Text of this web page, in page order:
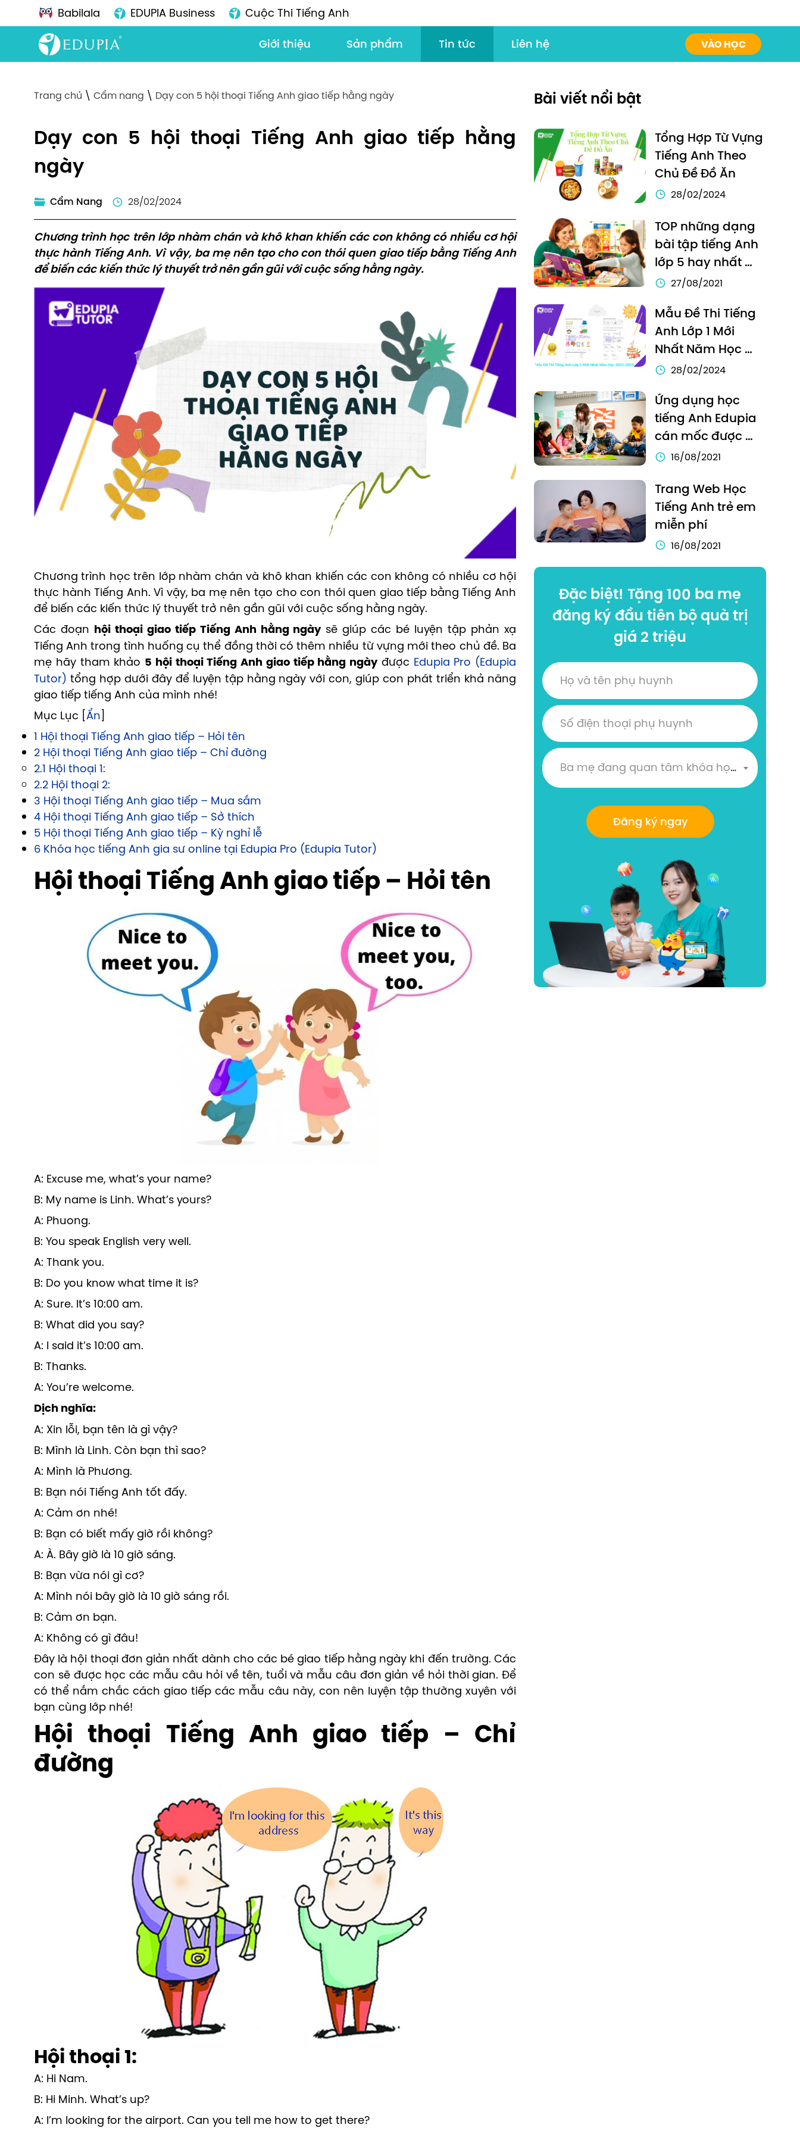
Babilala EDUPIA Business
Cuộc Thi Tiếng Anh
Giới thiệu
Sản phẩm Tin tức Liên hệ VÀO HỌC
Trang chủ \ Cẩm nang \ Dạy con 5 hội thoại Tiếng Anh giao tiếp hằng ngày
Dạy con 5 hội thoại Tiếng Anh giao tiếp hằng
ngày
Cẩm Nang 28/02/2024
Chương trình học trên lớp nhàm chán và khô khan khiến các con không có nhiều cơ hội
thực hành Tiếng Anh. Vì vậy, ba mẹ nên tạo cho con thói quen giao tiếp bằng Tiếng Anh
để biến các kiến thức lý thuyết trở nên gần gũi với cuộc sống hằng ngày.
Chương trình học trên lớp nhàm chán và khô khan khiến các con không có nhiều cơ hội
thực hành Tiếng Anh. Vì vậy, ba mẹ nên tạo cho con thói quen giao tiếp bằng Tiếng Anh
để biến các kiến thức lý thuyết trở nên gần gũi với cuộc sống hằng ngày.
Các đoạn hội thoại giao tiếp Tiếng Anh hằng ngàysẽ giúp các bé luyện tập phản xạ
Tiếng Anh trong tình huống cụ thể đồng thời có thêm nhiều từ vựng mới theo chủ đề. Ba
mẹ hãy tham khảo 5 hội thoại Tiếng Anh giao tiếp hằng ngàyđược Edupia Pro (Edupia
Tutor) tổng hợp dưới đây để luyện tập hằng ngày với con, giúp con phát triển khả năng
giao tiếp tiếng Anh của mình nhé!
Mục Lục [Ẩn]
1 Hội thoại Tiếng Anh giao tiếp – Hỏi tên
2 Hội thoại Tiếng Anh giao tiếp – Chỉ đường
2.1 Hội thoại 1:
2.2 Hội thoại 2:
3 Hội thoại Tiếng Anh giao tiếp – Mua sắm
4 Hội thoại Tiếng Anh giao tiếp – Sở thích
5 Hội thoại Tiếng Anh giao tiếp – Kỳ nghỉ lễ
6 Khóa học tiếng Anh gia sư online tại Edupia Pro (Edupia Tutor)
Hội thoại Tiếng Anh giao tiếp – Hỏi tên
A: Excuse me, what’s your name?
B: My name is Linh. What’s yours?
A: Phuong.
B: You speak English very well.
A: Thank you.
B: Do you know what time it is?
A: Sure. It’s 10:00 am.
B: What did you say?
A: I said it’s 10:00 am.
B: Thanks.
A: You’re welcome.
Dịch nghĩa:
A: Xin lỗi, bạn tên là gì vậy?
B: Mình là Linh. Còn bạn thì sao?
A: Mình là Phương.
B: Bạn nói Tiếng Anh tốt đấy.
A: Cảm ơn nhé!
B: Bạn có biết mấy giờ rồi không?
A: À. Bây giờ là 10 giờ sáng.
B: Bạn vừa nói gì cơ?
A: Mình nói bây giờ là 10 giờ sáng rồi.
B: Cảm ơn bạn.
A: Không có gì đâu!
Đây là hội thoại đơn giản nhất dành cho các bé giao tiếp hằng ngày khi đến trường. Các
con sẽ được học các mẫu câu hỏi về tên, tuổi và mẫu câu đơn giản về hỏi thời gian. Để
có thể nắm chắc cách giao tiếp các mẫu câu này, con nên luyện tập thường xuyên với
bạn cùng lớp nhé!
Hội thoại Tiếng Anh giao tiếp – Chỉ
đường
Hội thoại 1:
A: Hi Nam.
B: Hi Minh. What’s up?
A: I’m looking for the airport. Can you tell me how to get there?
Bài viết nổi bật
Tổng Hợp Từ Vựng
Tiếng Anh Theo
Chủ Đề Đồ Ăn
28/02/2024
TOP những dạng
bài tập tiếng Anh
lớp 5 hay nhất
phụ huynh hãy
NGAY!
27/08/2021
Mẫu Đề Thi Tiếng
Anh Lớp 1 Mới
Nhất Năm Học
2022-2023
28/02/2024
Ứng dụng học
tiếng Anh Edupia
cán mốc được
hơn 1 triệu phụ
16/08/2021
Trang Web Học
Tiếng Anh trẻ em
miễn phí
16/08/2021
Đặc biệt! Tặng 100 ba mẹ
đăng ký đầu tiên bộ quà trị
giá 2 triệu
Ba mẹ đang quan tâm khóa học nào?
Đăng ký ngay